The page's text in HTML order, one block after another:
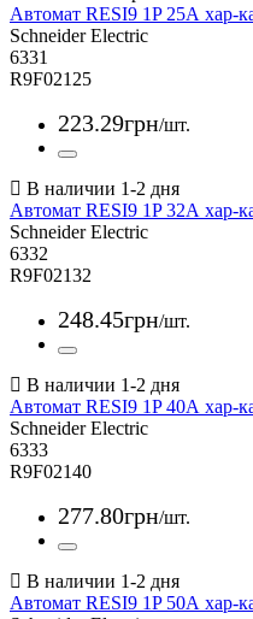
Автомат RESI9 1P 25А хар-
Schneider Electric
6331
R9F02125
223.29грн/шт.
Автомат RESI9 1P 32А хар-
Schneider Electric
6332
R9F02132
248.45грн/шт.
Автомат RESI9 1P 40А хар-
Schneider Electric
6333
R9F02140
277.80грн/шт.
Автомат RESI9 1P 50А хар-